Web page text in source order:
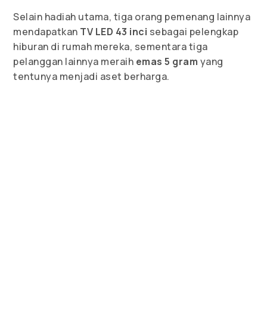
Selain hadiah utama, tiga orang pemenang lainnya
mendapatkan TV LED 43 inci sebagai pelengkap
hiburan di rumah mereka, sementara tiga
pelanggan lainnya meraih emas 5 gram yang
tentunya menjadi aset berharga.